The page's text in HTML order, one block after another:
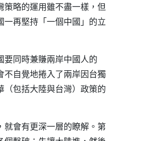
略的運用雖不盡一樣，但
再堅持「一個中國」的立
同時兼賺兩岸中國人的
自覺地捲入了兩岸因台獨
包括大陸與台灣）政策的
就會有更深一層的瞭解。第